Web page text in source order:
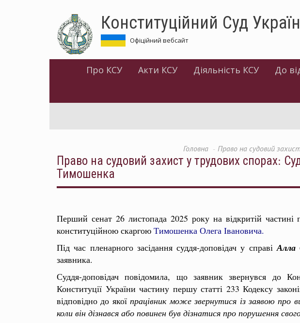
Конституційний Суд
Офіційний вебсайт
Про КСУ Акти КСУ Діяльність КСУ До
Головна Право на судовий
Право на судовий захист у трудових спорах:
Тимошенка
Перший сенат 26 листопада 2025 року на відкритій частині
конституційною скаргою Тимошенка Олега Івановича.
Під час пленарного засідання суддя-доповідач у справі Алла
заявника.
Суддя-доповідач повідомила, що заявник звернувся до
Конституції України частину першу статті 233 Кодексу
відповідно до якої працівник може звернутися із заявою про
коли він дізнався або повинен був дізнатися про порушення